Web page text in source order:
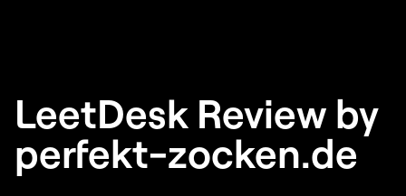
LeetDesk Review by
perfekt-zocken.de